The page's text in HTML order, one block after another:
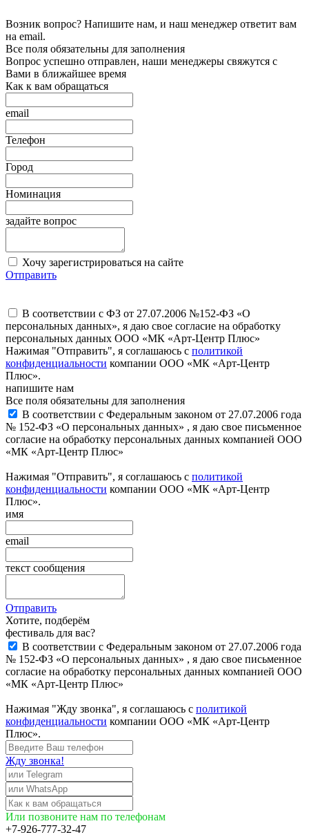
Возник вопрос? Напишите нам, и наш менеджер ответит вам
на email.
Все поля обязательны для заполнения
Вопрос успешно отправлен, наши менеджеры свяжутся с
Вами в ближайшее время
Как к вам обращаться
email
Телефон
Город
Номинация
задайте вопрос
Хочу зарегистрироваться на сайте
Отправить
В соответствии с ФЗ от 27.07.2006 №152-ФЗ «О
персональных данных», я даю свое согласие на обработку
персональных данных ООО «МК «Арт-Центр Плюс»
Нажимая "Отправить", я соглашаюсь с политикой
конфиденциальности компании ООО «МК «Арт-Центр
Плюс».
напишите нам
Все поля обязательны для заполнения
В соответствии с Федеральным законом от 27.07.2006 года
№ 152-ФЗ «О персональных данных» , я даю свое письменное
согласие на обработку персональных данных компанией ООО
«МК «Арт-Центр Плюс»
Нажимая "Отправить", я соглашаюсь с политикой
конфиденциальности компании ООО «МК «Арт-Центр
Плюс».
имя
email
текст сообщения
Отправить
Хотите, подберём
фестиваль для вас?
В соответствии с Федеральным законом от 27.07.2006 года
№ 152-ФЗ «О персональных данных» , я даю свое письменное
согласие на обработку персональных данных компанией ООО
«МК «Арт-Центр Плюс»
Нажимая "Жду звонка", я соглашаюсь с политикой
конфиденциальности компании ООО «МК «Арт-Центр
Плюс».
Жду звонка!
Или позвоните нам по телефонам
+7-926-777-32-47